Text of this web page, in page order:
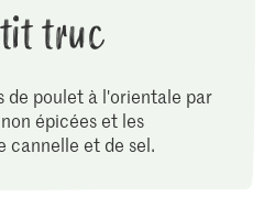
truc
de poulet à l'orientale par
épicées et les
cannelle et de sel.